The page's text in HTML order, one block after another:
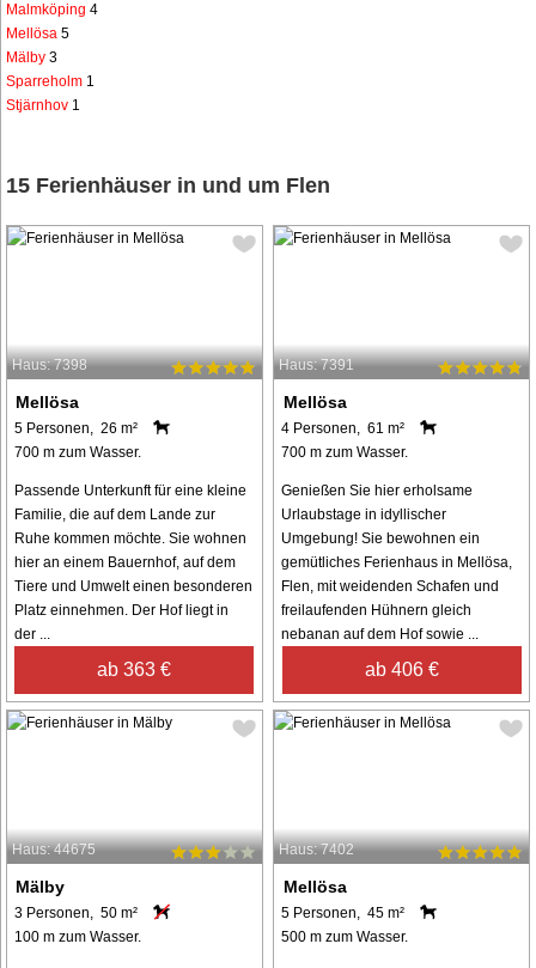
Malmköping 4
Mellösa 5
Mälby 3
Sparreholm 1
Stjärnhov 1
15 Ferienhäuser in und um Flen
Haus: 7398
Mellösa
5 Personen, 26 m²
700 m zum Wasser.
Passende Unterkunft für eine kleine
Familie, die auf dem Lande zur
Ruhe kommen möchte. Sie wohnen
hier an einem Bauernhof, auf dem
Tiere und Umwelt einen besonderen
Platz einnehmen. Der Hof liegt in
der ...
ab 363 €
Haus: 7391
Mellösa
4 Personen, 61 m²
700 m zum Wasser.
Genießen Sie hier erholsame
Urlaubstage in idyllischer
Umgebung! Sie bewohnen ein
gemütliches Ferienhaus in Mellösa,
Flen, mit weidenden Schafen und
freilaufenden Hühnern gleich
nebanan auf dem Hof sowie ...
ab 406 €
Haus: 44675
Mälby
3 Personen, 50 m²
100 m zum Wasser.
Haus: 7402
Mellösa
5 Personen, 45 m²
500 m zum Wasser.